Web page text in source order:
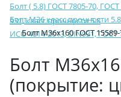
Болт ( 5.8) ГОСТ 7805-70,
931, класс прочности 5.8
Болт М36 класс прочности
ИСО 4014-2013, DIN931, ГОСТ
Болт М36х160 ГОСТ
Болт
(покрытие: